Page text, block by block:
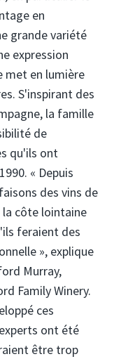
en
grande variété
expression
met en lumière
S'inspirant des
la famille
de
qu'ils ont
« Depuis
des vins de
la côte lointaine
feraient des
», explique
Murray,
Family Winery.
ces
ont été
être trop